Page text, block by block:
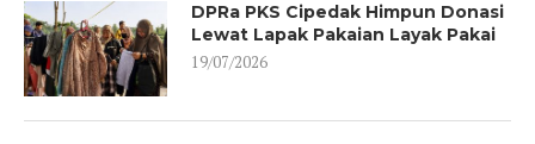
DPRa PKS Cipedak Himpun Donasi
Lewat Lapak Pakaian Layak Pakai
19/07/2026